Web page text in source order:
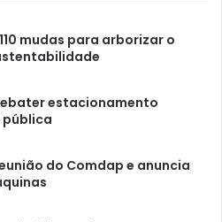
mudas para arborizar o
estacionamento
do Comdap e anuncia